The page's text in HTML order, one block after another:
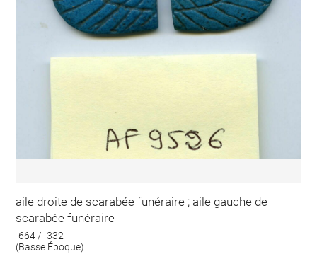
aile droite de scarabée funéraire ; aile gauche de
scarabée funéraire
-664 / -332
(Basse Époque)